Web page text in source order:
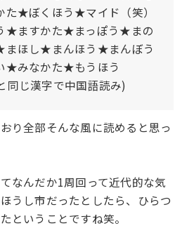
★ぼくほう★マイド（笑）
★ますかた★まっぽう★まの
ほし★まんほう★まんぼう
★みなかた★もうほう
じ漢字で中国語読み)
り全部そんな風に読めると思っ
なんだか1周回って近代的な気
うし市だったとしたら、ひらつ
ということですね笑。